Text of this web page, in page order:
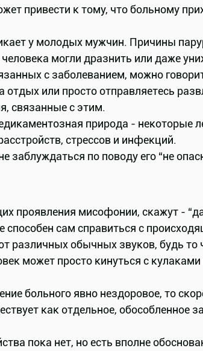
привести к тому, что больному
у молодых мужчин. Причины
могли дразнить или даже
с заболеванием, можно
отдых или просто отправляетесь
связанные с этим.
природа - некоторые
стрессов и инфекций.
заблуждаться по поводу его “не
проявления мисофонии, скажут -
способен сам справиться с
различных обычных звуков, будь
может просто кинуться с
больного явно нездоровое, то
как отдельное, обособленное
пока нет, но есть вполне